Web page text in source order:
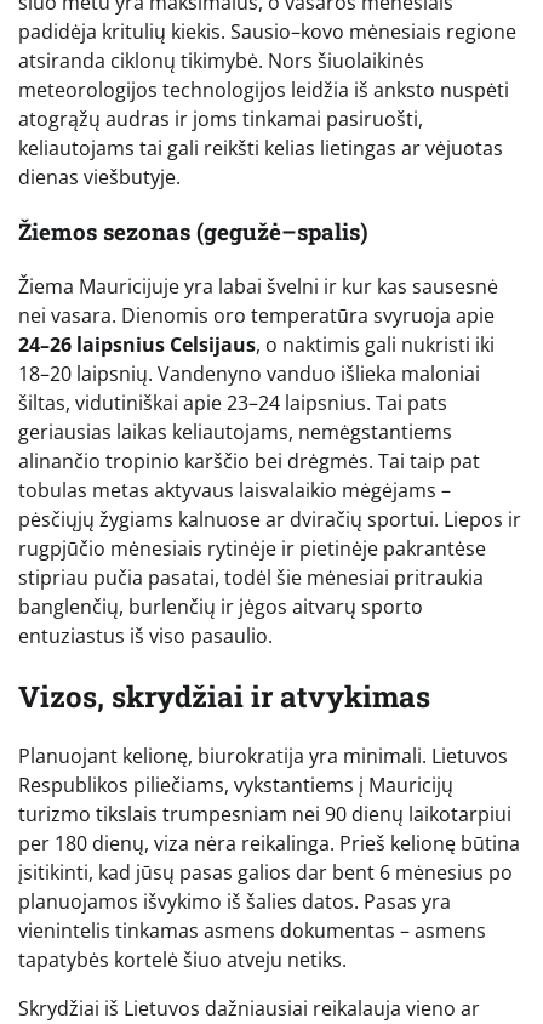
padidėja kritulių kiekis. Sausio–kovo mėnesiais regione
atsiranda ciklonų tikimybė. Nors šiuolaikinės
meteorologijos technologijos leidžia iš anksto nuspėti
atogrąžų audras ir joms tinkamai pasiruošti,
keliautojams tai gali reikšti kelias lietingas ar vėjuotas
dienas viešbutyje.
Žiemos sezonas (gegužė–spalis)
Žiema Mauricijuje yra labai švelni ir kur kas sausesnė
nei vasara. Dienomis oro temperatūra svyruoja apie
24–26 laipsnius Celsijaus, o naktimis gali nukristi iki
18–20 laipsnių. Vandenyno vanduo išlieka maloniai
šiltas, vidutiniškai apie 23–24 laipsnius. Tai pats
geriausias laikas keliautojams, nemėgstantiems
alinančio tropinio karščio bei drėgmės. Tai taip pat
tobulas metas aktyvaus laisvalaikio mėgėjams –
pėsčiųjų žygiams kalnuose ar dviračių sportui. Liepos ir
rugpjūčio mėnesiais rytinėje ir pietinėje pakrantėse
stipriau pučia pasatai, todėl šie mėnesiai pritraukia
banglenčių, burlenčių ir jėgos aitvarų sporto
entuziastus iš viso pasaulio.
Vizos, skrydžiai ir atvykimas
Planuojant kelionę, biurokratija yra minimali. Lietuvos
Respublikos piliečiams, vykstantiems į Mauricijų
turizmo tikslais trumpesniam nei 90 dienų laikotarpiui
per 180 dienų, viza nėra reikalinga. Prieš kelionę būtina
įsitikinti, kad jūsų pasas galios dar bent 6 mėnesius po
planuojamos išvykimo iš šalies datos. Pasas yra
vienintelis tinkamas asmens dokumentas – asmens
tapatybės kortelė šiuo atveju netiks.
Skrydžiai iš Lietuvos dažniausiai reikalauja vieno ar